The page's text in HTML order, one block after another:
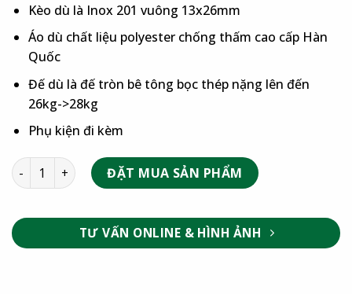
Kèo dù là Inox 201 vuông 13x26mm
Áo dù chất liệu polyester chống thấm cao cấp Hàn
Quốc
Đế dù là đế tròn bê tông bọc thép nặng lên đến
26kg->28kg
Phụ kiện đi kèm
ĐẶT MUA SẢN PHẨM
TƯ VẤN ONLINE & HÌNH ẢNH